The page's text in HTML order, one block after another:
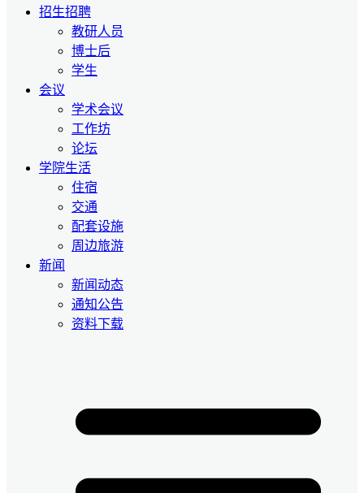
招生招聘
教研人员
博士后
学生
会议
学术会议
工作坊
论坛
学院生活
住宿
交通
配套设施
周边旅游
新闻
新闻动态
通知公告
资料下载